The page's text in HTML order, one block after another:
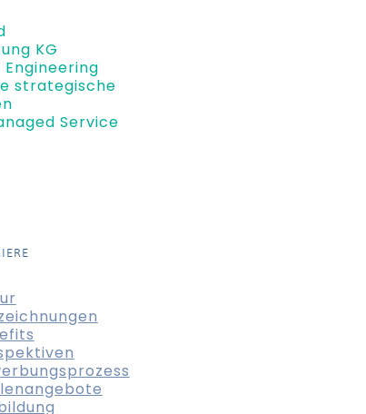
KG
Engineering
strategische
Service